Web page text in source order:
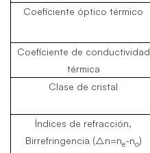
Coeficiente óptico térmico
Coeficiente de conductividad
térmica
Clase de cristal
Índices de refracción,
Birrefringencia (△n=ne-no)